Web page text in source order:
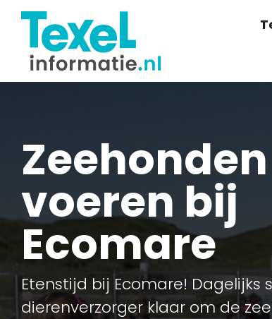
Zeehonden
voeren bij
Ecomare
Etenstijd bij Ecomare! Dagelijks
dierenverzorger klaar om de